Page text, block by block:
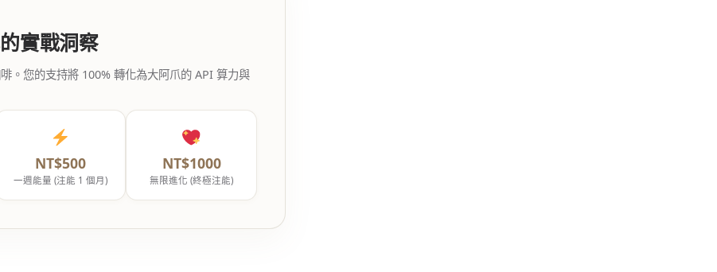
實戰洞察
。您的支持將 100% 轉化為大阿爪的 API 算力與
NT$500
一週能量 (注能 1 個月)
NT$1000
無限進化 (終極注能)